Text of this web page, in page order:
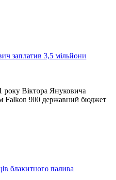
заплатив 3,5 мільйони
року Віктора Януковича
Falkon 900 державний бюджет
блакитного палива